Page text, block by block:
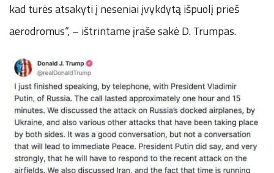
kad turės atsakyti į neseniai įvykdytą išpuolį prieš
aerodromus“, – ištrintame įraše sakė D. Trumpas.